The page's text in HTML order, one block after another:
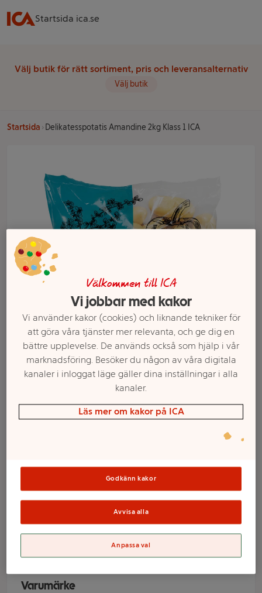
Startsida ica.se
Välj butik för rätt sortiment, pris och leveransalternativ
Välj butik
Startsida Delikatesspotatis Amandine 2kg Klass 1 ICA
Delikatesspotatis
Amandine 2kg
Klass 1 ICA
Varumärke
Välj butik och handla
Välkommen till ICA
Vi jobbar med kakor
Vi använder kakor (cookies) och liknande tekniker för
att göra våra tjänster mer relevanta, och ge dig en
bättre upplevelse. De används också som hjälp i vår
marknadsföring. Besöker du någon av våra digitala
kanaler i inloggat läge gäller dina inställningar i alla
kanaler.
Läs mer om kakor på ICA
Godkänn kakor
Avvisa alla
Anpassa val